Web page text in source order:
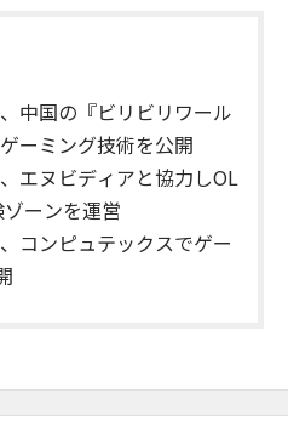
中国の『ビリビリワール
ーミング技術を公開
エヌビディアと協力しOL
ーンを運営
コンピュテックスでゲー